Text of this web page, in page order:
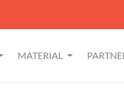
MATERIAL